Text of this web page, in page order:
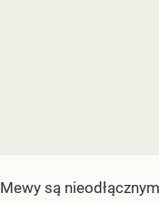
Mewy są